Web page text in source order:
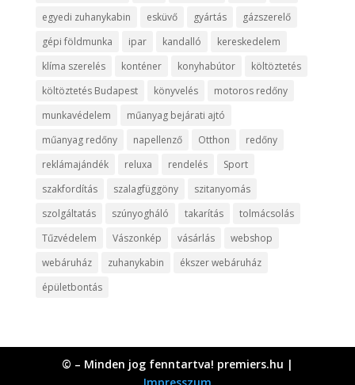
egyedi zuhanykabin
esküvő gyártás
gázszerelő
gépi földmunka
ipar kandalló
kereskedelem
klíma szerelés
konténer konyhabútor
költöztetés
költöztetés Budapest
könyvelés
motoros redőny
munkavédelem
műanyag bejárati ajtó
műanyag redőny
napellenző Otthon
redőny
reklámajándék
reluxa rendelés
Sport
szakfordítás
szalagfüggöny
szitanyomás
szolgáltatás
szúnyogháló takarítás
tolmácsolás
Tűzvédelem
Vászonkép vásárlás
webshop
webáruház
zuhanykabin
ékszer webáruház
épületbontás
© – Minden jog fenntartva! premiers.hu |